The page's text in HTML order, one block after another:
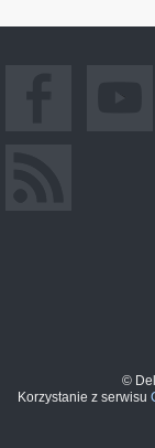
©
Korzystanie z serwisu